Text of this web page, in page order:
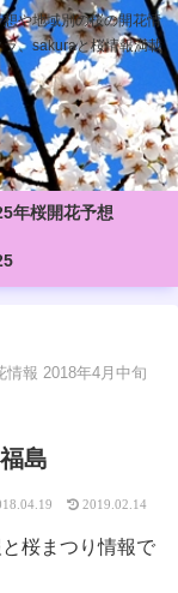
や地域別の桜の開花情
、sakuraと桜情報満載
年桜開花予想
情報 2018年4月中旬
島
2019.02.14
桜まつり情報で